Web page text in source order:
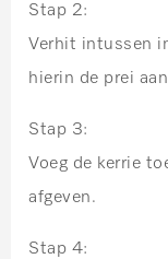
Stap 2:
Verhit intussen
hierin de prei
Stap 3:
Voeg de kerrie
afgeven.
Stap 4: